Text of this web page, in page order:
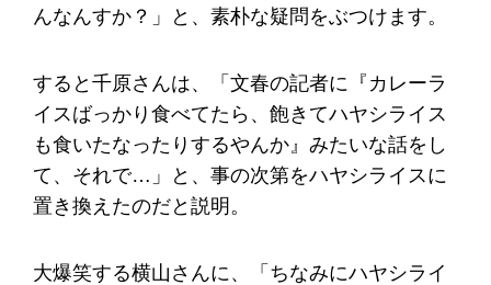
んなんすか？」と、素朴な疑問をぶつけます。
すると千原さんは、「文春の記者に『カレーラ
イスばっかり食べてたら、飽きてハヤシライス
も食いたなったりするやんか』みたいな話をし
て、それで…」と、事の次第をハヤシライスに
置き換えたのだと説明。
大爆笑する横山さんに、「ちなみにハヤシライ